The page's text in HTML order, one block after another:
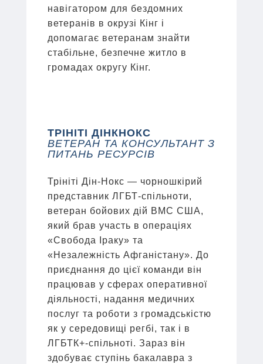
навігатором для бездомних
ветеранів в окрузі Кінг і
допомагає ветеранам знайти
стабільне, безпечне житло в
громадах округу Кінг.
ТРІНІТІ ДІНКНОКС
ВЕТЕРАН ТА КОНСУЛЬТАНТ З
ПИТАНЬ РЕСУРСІВ
Трініті Дін-Нокс — чорношкірий
представник ЛГБТ-спільноти,
ветеран бойових дій ВМС США,
який брав участь в операціях
«Свобода Іраку» та
«Незалежність Афганістану». До
приєднання до цієї команди він
працював у сферах оперативної
діяльності, надання медичних
послуг та роботи з громадськістю
як у середовищі регбі, так і в
ЛГБТК+-спільноті. Зараз він
здобуває ступінь бакалавра з